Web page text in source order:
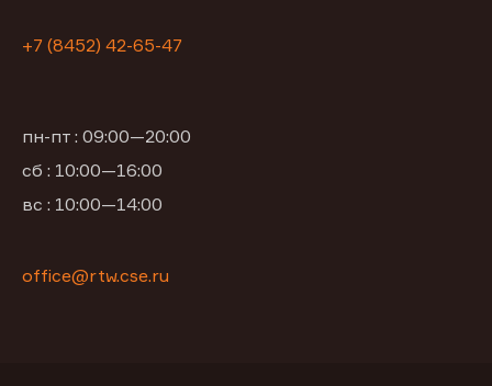
+7 (8452) 42-65-47
пн-пт : 09:00—20:00
сб : 10:00—16:00
вс : 10:00—14:00
office@rtw.cse.ru